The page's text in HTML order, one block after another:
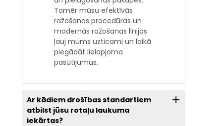
Tomēr mūsu efektīvās
ražošanas procedūras un
modernās ražošanas līnijas
ļauj mums uzticami un laikā
piegādāt lielapjoma
pasūtījumus.
Ar kādiem drošības standartiem
atbilst jūsu rotaļu laukuma
iekārtas?